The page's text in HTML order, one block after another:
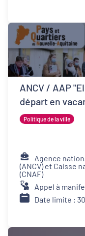
ANCV / AAP
départ en
Victimes de
Politique de la ville
Agence
(ANCV) et Caisse
(CNAF)
Appel à
Date limite :